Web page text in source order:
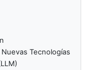
Tecnologías